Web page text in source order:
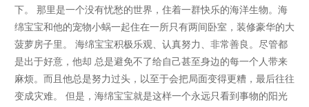
下。 那里是一个没有忧愁的世界，住着一群快乐的海洋生物。海
绵宝宝和他的宠物小蜗一起住在一所只有两间卧室，装修豪华的大
菠萝房子里。 海绵宝宝积极乐观、认真努力、非常善良。尽管都
是出于好意，他却 总是避免不了给自己甚至身边的每一个人带来
麻烦。而且他总是努力过头，以至于会把局面变得更糟，最后往往
变成灾难。 但是，海绵宝宝就是这样一个永远只看到事物的阳光